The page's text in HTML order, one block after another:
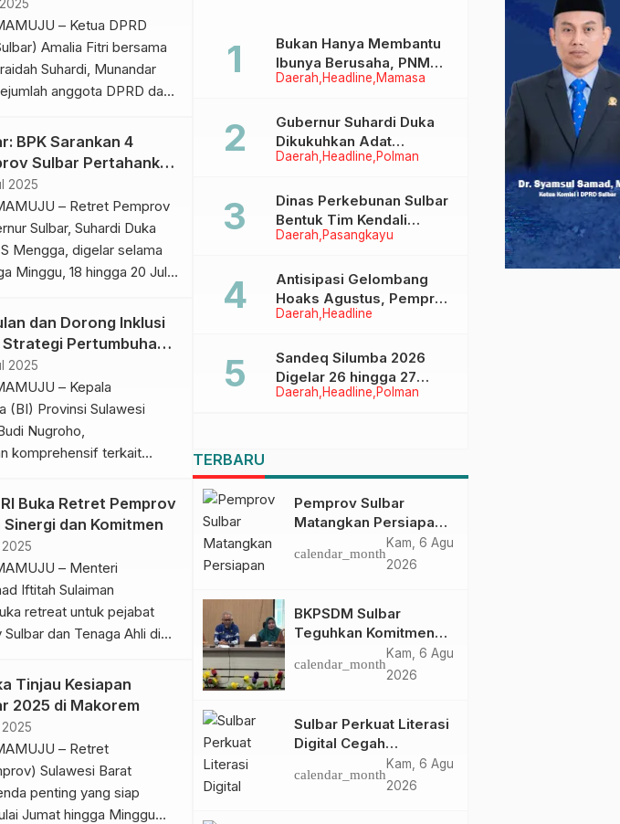
– Ketua DPRD
Amalia Fitri bersama
Suhardi, Munandar
anggota DPRD dari
Minggu, 20 Juli 2025.
Andi Depu, Markas
142/Tatag ini juga […]
BPK Sarankan 4
Sulbar Pertahankan
2025
– Retret Pemprov
Sulbar, Suhardi Duka
Mengga, digelar selama
Minggu, 18 hingga 20 Juli
tata kelola
adalah “Pengelolaan
Mempertahankan Opini
dan Dorong Inklusi
Strategi Pertumbuhan
2025
– Kepala
(BI) Provinsi Sulawesi
Nugroho,
komprehensif terkait
Retret Pemprov Sulbar,
Eka Putra
pokok utama:
dan nasional, kondisi
Buka Retret Pemprov
dan Komitmen
– Menteri
Iftitah Sulaiman
retreat untuk pejabat
dan Tenaga Ahli di
Malik Pattana Endeng,
Simboro, Kabupaten
Selama tiga hari para
Tinjau Kesiapan
2025 di Makorem
2025
– Retret
Sulawesi Barat
penting yang siap
Jumat hingga Minggu
Daerah Headline Mamasa
Bukan Hanya Membantu
Ibunya Berusaha, PNM
Juga Menjaga Mimpi
Menggapai Cita-Cita
Daerah Headline Polman
Gubernur Suhardi Duka
Dikukuhkan Adat
Balanipa, Raih Gelar Sulo
Daerah Pasangkayu
Dinas Perkebunan Sulbar
Bentuk Tim Kendali
Internal ICS untuk Dukung
di Pasangkayu
Daerah Headline
Antisipasi Gelombang
Hoaks Agustus, Pemprov
Sulbar Ajak Warga Jaga
Daerah Headline Polman
Sandeq Silumba 2026
Digelar 26 hingga 27
September, Rangkaian
TERBARU
Pemprov Sulbar
Matangkan Persiapan
HUT Ke-81 RI, Puncak
Upacara di Lapangan
calendar_month
Kam, 6 Agu
2026
BKPSDM Sulbar
Teguhkan Komitmen
Pengembangan
Kompetensi ASN
Perjanjian Tugas
Belajar 2026
calendar_month
Kam, 6 Agu
2026
Sulbar Perkuat Literasi
Digital Cegah
Kejahatan Love
Scamming
calendar_month
Kam, 6 Agu
2026